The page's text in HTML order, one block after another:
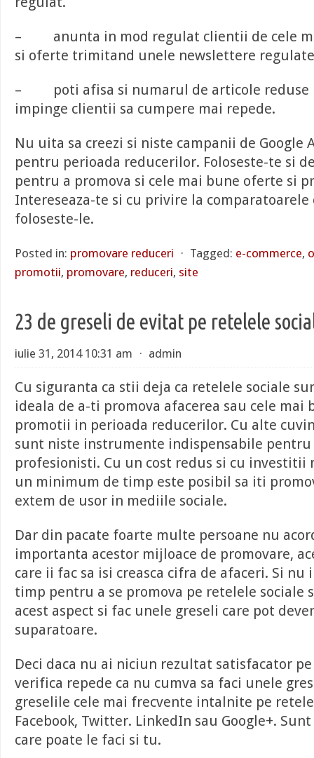
– anunta in mod regulat clientii de cele
si oferte trimitand unele newslettere
– poti afisa si numarul de articole reduse
impinge clientii sa cumpere mai repede.
Nu uita sa creezi si niste campanii de Google
pentru perioada reducerilor. Foloseste-te si
pentru a promova si cele mai bune oferte si
Intereseaza-te si cu privire la comparatoarele
foloseste-le.
Posted in: promovare reduceri ⋅ Tagged: e-commerce,
promotii, promovare, reduceri, site
23 de greseli de evitat pe retelele
iulie 31, 2014 10:31 am ⋅ admin
Cu siguranta ca stii deja ca retelele sociale
ideala de a-ti promova afacerea sau cele mai
promotii in perioada reducerilor. Cu alte
sunt niste instrumente indispensabile
profesionisti. Cu un cost redus si cu investitii
un minimum de timp este posibil sa iti
extem de usor in mediile sociale.
Dar din pacate foarte multe persoane nu
importanta acestor mijloace de promovare,
care ii fac sa isi creasca cifra de afaceri. Si nu
timp pentru a se promova pe retelele sociale
acest aspect si fac unele greseli care pot
suparatoare.
Deci daca nu ai niciun rezultat satisfacator
verifica repede ca nu cumva sa faci unele
greselile cele mai frecvente intalnite pe
Facebook, Twitter. LinkedIn sau Google+.
care poate le faci si tu.